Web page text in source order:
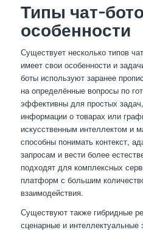
Типы чат-
особенности
Существует несколько типов
имеет свои особенности и
боты используют заранее
на определённые вопросы по
эффективны для простых
информации о товарах или
искусственным интеллектом и
способны понимать контекст,
запросам и вести более
подходят для комплексных
платформ с большим
взаимодействия.
Существуют также гибридные
сценарные и